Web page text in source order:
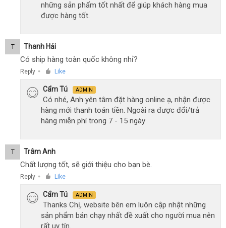
những sản phẩm tốt nhất để giúp khách hàng mua
được hàng tốt.
T Thanh Hải
Có ship hàng toàn quốc không nhỉ?
Reply ● Like
Cẩm Tú ADMIN
Có nhé, Anh yên tâm đặt hàng online ạ, nhận được
hàng mới thanh toán tiền. Ngoài ra được đổi/trả
hàng miễn phí trong 7 - 15 ngày
T Trâm Anh
Chất lượng tốt, sẽ giới thiệu cho bạn bè.
Reply ● Like
Cẩm Tú ADMIN
Thanks Chị, website bên em luôn cập nhật những
sản phẩm bán chạy nhất đề xuất cho người mua nên
rất uy tín.